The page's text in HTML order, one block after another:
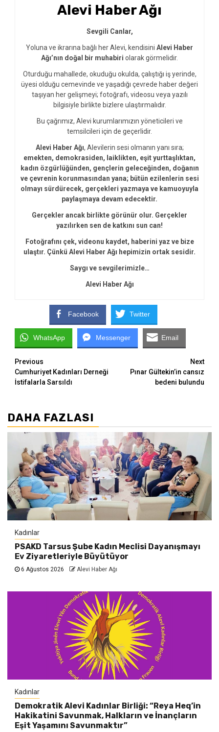
Alevi Haber Ağı
Sevgili Canlar,
Yoluna ve ikrarına bağlı her Alevi, kendisini Alevi Haber
Ağı’nın doğal bir muhabiri olarak görmelidir.
Oturduğu mahallede, okuduğu okulda, çalıştığı iş yerinde,
üyesi olduğu cemevinde ve yaşadığı çevrede haber değeri
taşıyan her gelişmeyi; fotoğrafı, videosu veya yazılı
bilgisiyle birlikte bizlere ulaştırmalıdır.
Bu çağrımız, Alevi kurumlarımızın yöneticileri ve
temsilcileri için de geçerlidir.
Alevi Haber Ağı, Alevilerin sesi olmanın yanı sıra;
emekten, demokrasiden, laiklikten, eşit yurttaşlıktan,
kadın özgürlüğünden, gençlerin geleceğinden, doğanın
ve çevrenin korunmasından yana; bütün ezilenlerin sesi
olmayı sürdürecek, gerçekleri yazmaya ve kamuoyuyla
paylaşmaya devam edecektir.
Gerçekler ancak birlikte görünür olur. Gerçekler
yazılırken sen de katkını sun can!
Fotoğrafını çek, videonu kaydet, haberini yaz ve bize
ulaştır. Çünkü Alevi Haber Ağı hepimizin ortak sesidir.
Saygı ve sevgilerimizle…
Alevi Haber Ağı
Facebook Twitter
WhatsApp Messenger Email
Continue
Reading
Previous
Cumhuriyet Kadınları Derneği
İstifalarla Sarsıldı
Next
Pınar Gültekin’in cansız
bedeni bulundu
DAHA FAZLASI
Kadınlar
PSAKD Tarsus Şube Kadın Meclisi Dayanışmayı
Ev Ziyaretleriyle Büyütüyor
6 Ağustos 2026 Alevi Haber Ağı
Kadınlar
Demokratik Alevi Kadınlar Birliği: “Reya Heq’in
Hakikatini Savunmak, Halkların ve İnançların
Eşit Yaşamını Savunmaktır”